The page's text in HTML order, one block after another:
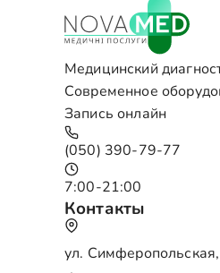
Медицинский
Современное
Запись онлайн
(050) 390-79-77
7:00-21:00
Контакты
ул.